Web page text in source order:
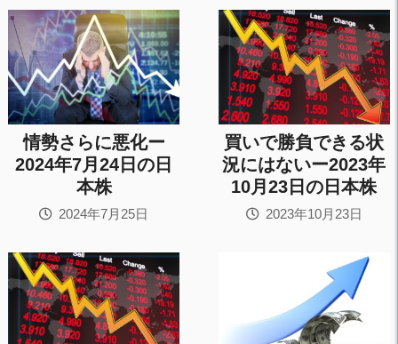
情勢さらに悪化ー
2024年7月24日の日
本株
2024年7月25日
買いで勝負できる状
況にはないー2023年
10月23日の日本株
2023年10月23日